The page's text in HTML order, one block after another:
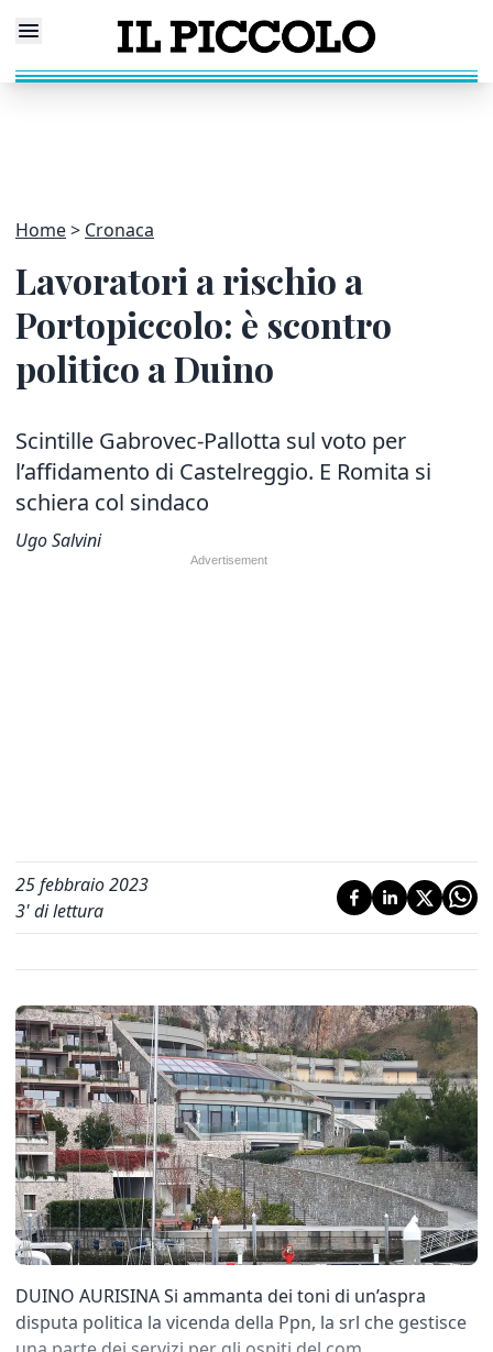
Home Cronaca
Lavoratori a rischio a
Portopiccolo: è scontro
politico a Duino
Scintille Gabrovec-Pallotta sul voto per
l’affidamento di Castelreggio. E Romita si
schiera col sindaco
Ugo Salvini
25 febbraio 2023
3' di lettura
DUINO AURISINA Si ammanta dei toni di un’aspra
disputa politica la vicenda della Ppn, la srl che gestisce